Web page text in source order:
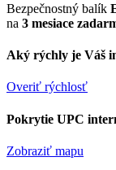
Bezpečnostný balík
na 3 mesiace
Aký rýchly je Váš
Overiť rýchlosť
Pokrytie UPC
Zobraziť mapu